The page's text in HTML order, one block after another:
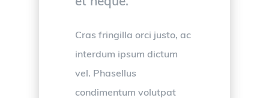
Cras fringilla orci justo, ac
interdum ipsum dictum
vel. Phasellus
condimentum volutpat